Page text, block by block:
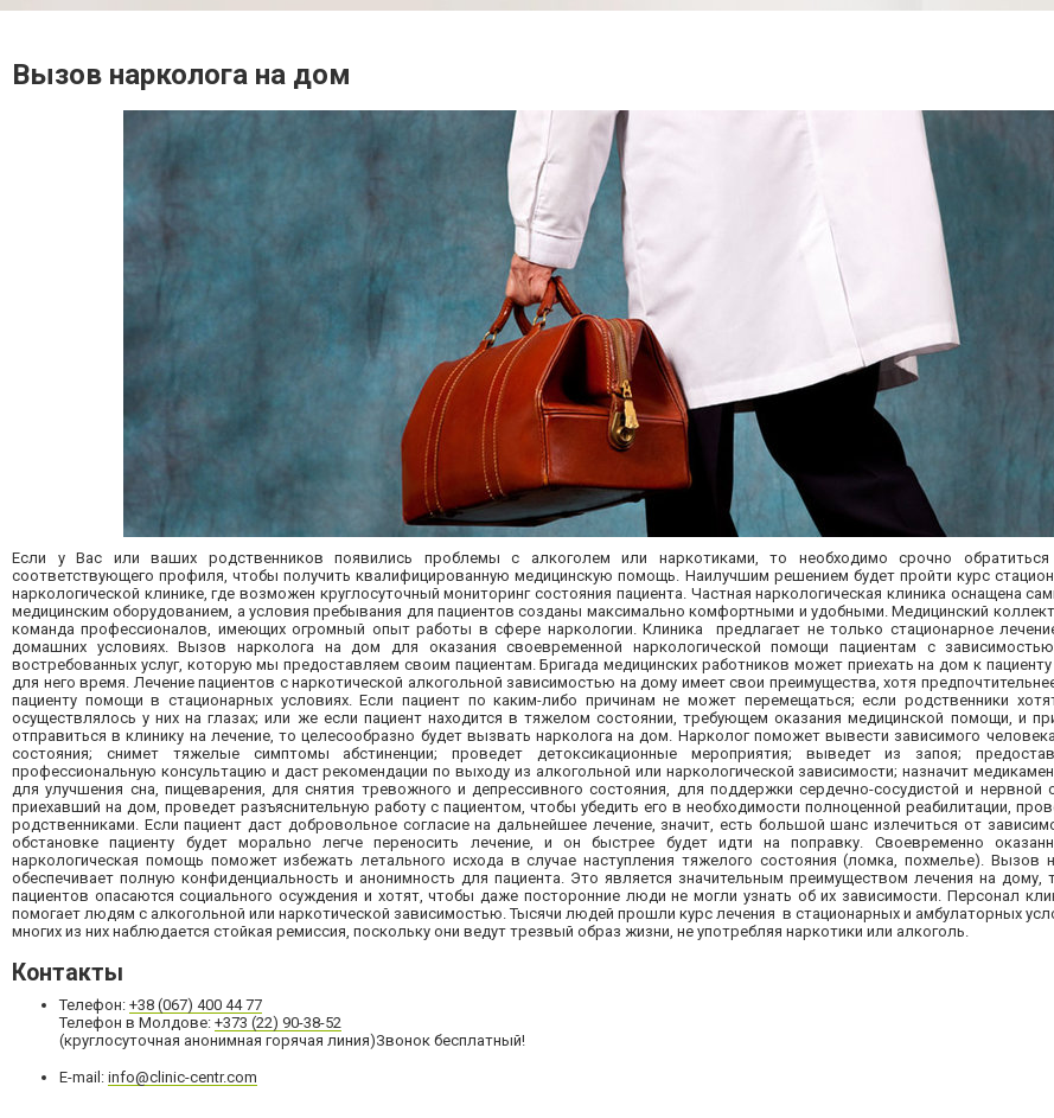
Вызов нарколога на дом
Если у Вас или ваших родственников появились проблемы с алкоголем или наркотиками, то необходимо срочно обратиться
соответствующего профиля, чтобы получить квалифицированную медицинскую помощь. Наилучшим решением будет пройти курс
наркологической клинике, где возможен круглосуточный мониторинг состояния пациента. Частная наркологическая клиника оснащена
медицинским оборудованием, а условия пребывания для пациентов созданы максимально комфортными и удобными. Медицинский
команда профессионалов, имеющих огромный опыт работы в сфере наркологии. Клиника предлагает не только стационарное
домашних условиях. Вызов нарколога на дом для оказания своевременной наркологической помощи пациентам с
востребованных услуг, которую мы предоставляем своим пациентам. Бригада медицинских работников может приехать на дом к
для него время. Лечение пациентов с наркотической алкогольной зависимостью на дому имеет свои преимущества, хотя
пациенту помощи в стационарных условиях. Если пациент по каким-либо причинам не может перемещаться; если родственники
осуществлялось у них на глазах; или же если пациент находится в тяжелом состоянии, требующем оказания медицинской помощи, и
отправиться в клинику на лечение, то целесообразно будет вызвать нарколога на дом. Нарколог поможет вывести зависимого
состояния; снимет тяжелые симптомы абстиненции; проведет детоксикационные мероприятия; выведет из запоя;
профессиональную консультацию и даст рекомендации по выходу из алкогольной или наркологической зависимости; назначит
для улучшения сна, пищеварения, для снятия тревожного и депрессивного состояния, для поддержки сердечно-сосудистой и нервной
приехавший на дом, проведет разъяснительную работу с пациентом, чтобы убедить его в необходимости полноценной реабилитации,
родственниками. Если пациент даст добровольное согласие на дальнейшее лечение, значит, есть большой шанс излечиться от
обстановке пациенту будет морально легче переносить лечение, и он быстрее будет идти на поправку. Своевременно
наркологическая помощь поможет избежать летального исхода в случае наступления тяжелого состояния (ломка, похмелье). Вызов
обеспечивает полную конфиденциальность и анонимность для пациента. Это является значительным преимуществом лечения на дому,
пациентов опасаются социального осуждения и хотят, чтобы даже посторонние люди не могли узнать об их зависимости. Персонал
помогает людям с алкогольной или наркотической зависимостью. Тысячи людей прошли курс лечения в стационарных и амбулаторных
многих из них наблюдается стойкая ремиссия, поскольку они ведут трезвый образ жизни, не употребляя наркотики или алкоголь.
Контакты
Телефон: +38 (067) 400 44 77
Телефон в Молдове: +373 (22) 90-38-52
(круглосуточная анонимная горячая линия)Звонок бесплатный!
E-mail: info@clinic-centr.com